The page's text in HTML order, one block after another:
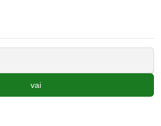
vai